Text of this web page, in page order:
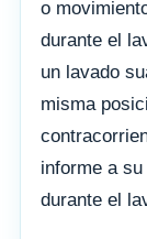
o
durante el
un lavado
misma
informe a
durante el